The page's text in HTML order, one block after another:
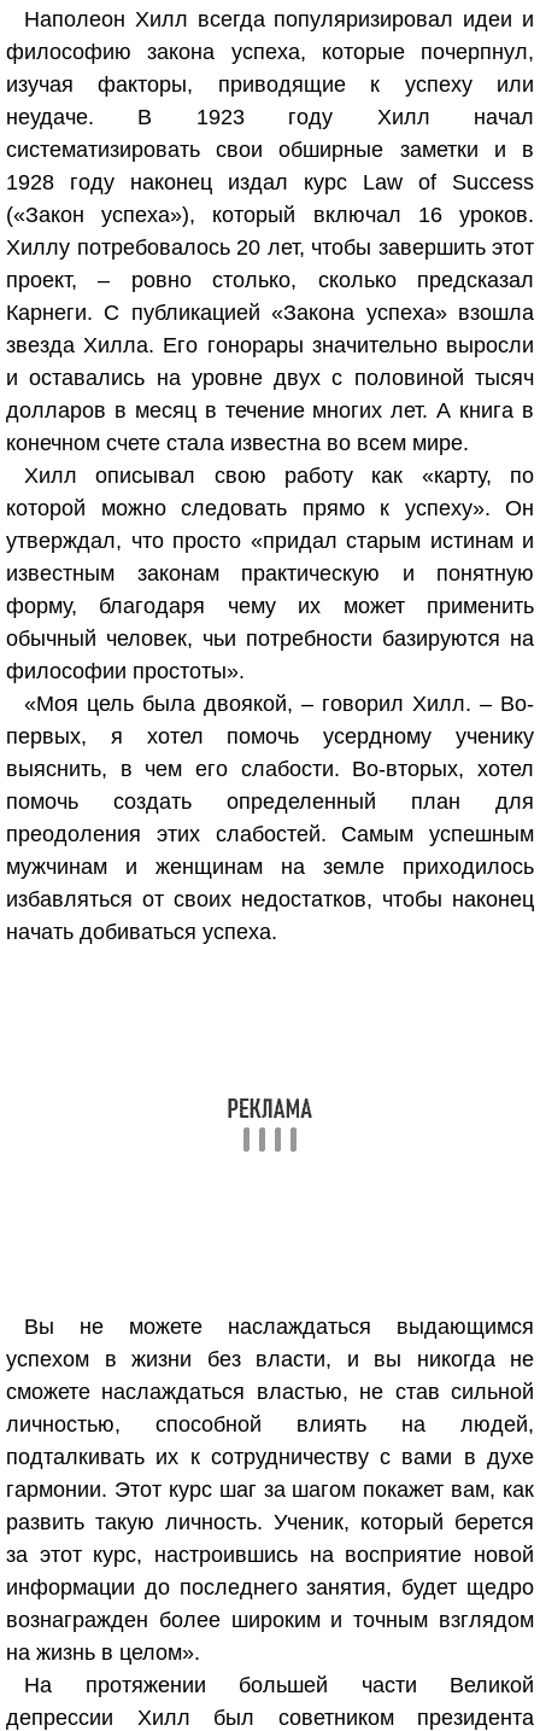
Наполеон Хилл всегда популяризировал идеи и
философию закона успеха, которые почерпнул,
изучая факторы, приводящие к успеху или
неудаче. В 1923 году Хилл начал
систематизировать свои обширные заметки и в
1928 году наконец издал курс Law of Success
(«Закон успеха»), который включал 16 уроков.
Хиллу потребовалось 20 лет, чтобы завершить этот
проект, – ровно столько, сколько предсказал
Карнеги. С публикацией «Закона успеха» взошла
звезда Хилла. Его гонорары значительно выросли
и оставались на уровне двух с половиной тысяч
долларов в месяц в течение многих лет. А книга в
конечном счете стала известна во всем мире.
Хилл описывал свою работу как «карту, по
которой можно следовать прямо к успеху». Он
утверждал, что просто «придал старым истинам и
известным законам практическую и понятную
форму, благодаря чему их может применить
обычный человек, чьи потребности базируются на
философии простоты».
«Моя цель была двоякой, – говорил Хилл. – Во-
первых, я хотел помочь усердному ученику
выяснить, в чем его слабости. Во-вторых, хотел
помочь создать определенный план для
преодоления этих слабостей. Самым успешным
мужчинам и женщинам на земле приходилось
избавляться от своих недостатков, чтобы наконец
начать добиваться успеха.
Вы не можете наслаждаться выдающимся
успехом в жизни без власти, и вы никогда не
сможете наслаждаться властью, не став сильной
личностью, способной влиять на людей,
подталкивать их к сотрудничеству с вами в духе
гармонии. Этот курс шаг за шагом покажет вам, как
развить такую личность. Ученик, который берется
за этот курс, настроившись на восприятие новой
информации до последнего занятия, будет щедро
вознагражден более широким и точным взглядом
на жизнь в целом».
На протяжении большей части Великой
депрессии Хилл был советником президента